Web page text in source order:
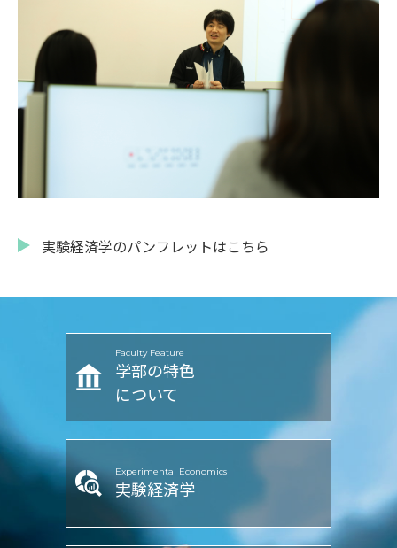
実験経済学のパンフレットはこちら
Faculty Feature
学部の特色
について
Experimental Economics
実験経済学